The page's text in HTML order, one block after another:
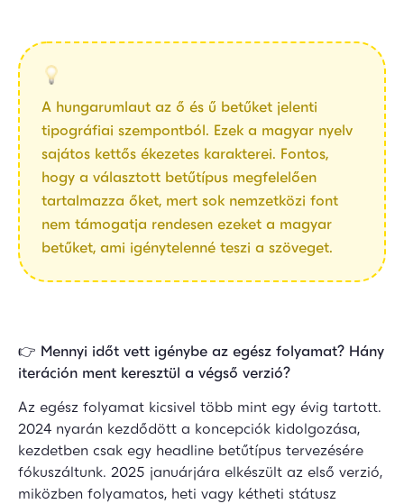
A hungarumlaut az ő és ű betűket jelenti
tipográfiai szempontból. Ezek a magyar nyelv
sajátos kettős ékezetes karakterei. Fontos,
hogy a választott betűtípus megfelelően
tartalmazza őket, mert sok nemzetközi font
nem támogatja rendesen ezeket a magyar
betűket, ami igénytelenné teszi a szöveget.
👉 Mennyi időt vett igénybe az egész folyamat? Hány
iteráción ment keresztül a végső verzió?
Az egész folyamat kicsivel több mint egy évig tartott.
2024 nyarán kezdődött a koncepciók kidolgozása,
kezdetben csak egy headline betűtípus tervezésére
fókuszáltunk. 2025 januárjára elkészült az első verzió,
miközben folyamatos, heti vagy kétheti státusz